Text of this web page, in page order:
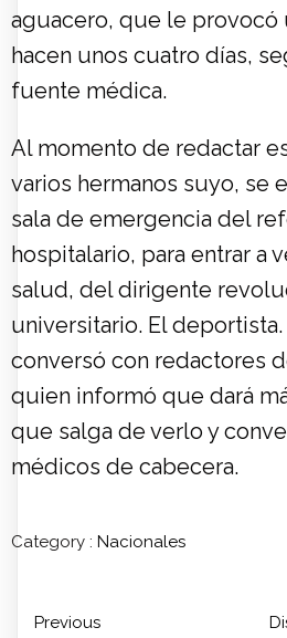
aguacero, que le provocó
hacen unos cuatro días,
fuente médica.
Al momento de redactar
varios hermanos suyo, se
sala de emergencia del
hospitalario, para entrar a
salud, del dirigente
universitario. El
conversó con redactores
quien informó que dará
que salga de verlo y
médicos de cabecera.
Category : Nacionales
Previous